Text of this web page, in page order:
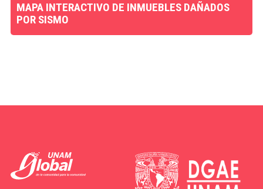
MAPA INTERACTIVO DE INMUEBLES DAÑADOS
POR SISMO